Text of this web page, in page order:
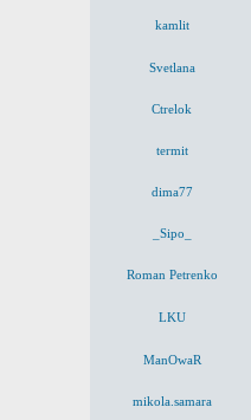
kamlit
Svetlana
Ctrelok
termit
dima77
_Sipo_
Roman Petrenko
LKU
ManOwaR
mikola.samara